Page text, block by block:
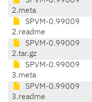
2.meta
SPVM-0.99009
2.readme
SPVM-0.99009
2.tar.gz
SPVM-0.99009
3.meta
SPVM-0.99009
3.readme